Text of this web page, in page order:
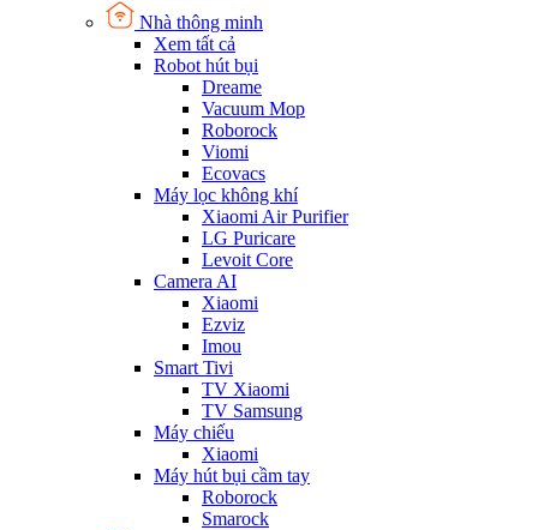
Nhà thông minh
Xem tất cả
Robot hút bụi
Dreame
Vacuum Mop
Roborock
Viomi
Ecovacs
Máy lọc không khí
Xiaomi Air Purifier
LG Puricare
Levoit Core
Camera AI
Xiaomi
Ezviz
Imou
Smart Tivi
TV Xiaomi
TV Samsung
Máy chiếu
Xiaomi
Máy hút bụi cầm tay
Roborock
Smarock